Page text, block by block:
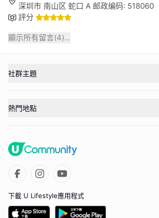
深圳市 南山区 蛇口 A 邮政编码: 518060
評分
顯示所有留言(4)...
社群主題
熱門地點
下載 U Lifestyle應用程式